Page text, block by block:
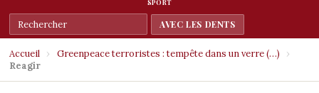
SPORT
Accueil › Greenpeace terroristes : tempête dans un verre (…)
›
Reagir